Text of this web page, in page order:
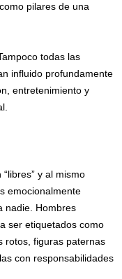
pilares de una
todas las
influido profundamente
entretenimiento y
y al mismo
emocionalmente
nadie. Hombres
ser etiquetados como
rotos, figuras paternas
con responsabilidades